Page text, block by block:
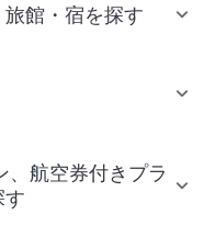
館・宿を探す
、航空券付きプラ
す